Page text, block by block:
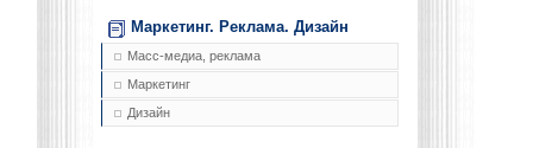
Маркетинг. Реклама. Дизайн
Масс-медиа, реклама
Маркетинг
Дизайн